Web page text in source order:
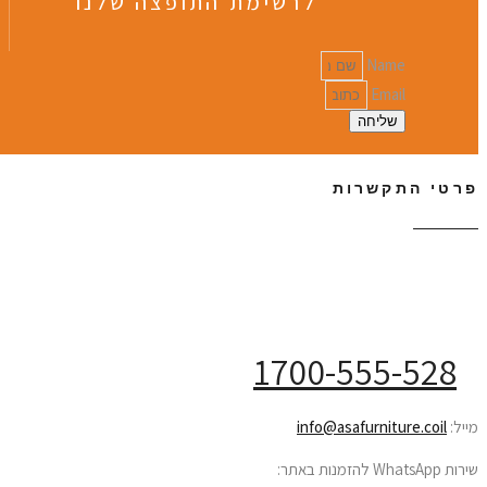
Name
Email
שליחה
פרטי התקשרות
1700-555-528
מייל: info@asafurniture.coil
שירות WhatsApp להזמנות באתר: